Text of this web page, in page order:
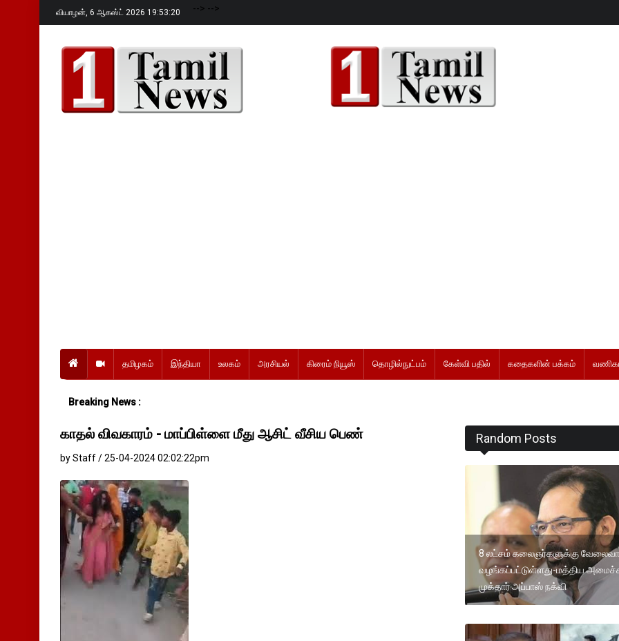
வியாழன், 6 ஆகஸ்ட் 2026 19:53:21 --> -->
தமிழகம் இந்தியா உலகம் அரசியல் கிரைம் நியூஸ் தொழில்நுட்பம் கேள்வி பதில் கதைகளின் பக்கம்
Breaking News :
காதல் விவகாரம் - மாப்பிள்ளை மீது ஆசிட் வீசிய பெண்
by Staff / 25-04-2024 02:02:22pm
Random Posts
8 லட்சம் கலைஞர்களுக்கு
வழங்கப்பட்டுள்ளது-மத்திய
முக்தார் அப்பாஸ் நக்வி